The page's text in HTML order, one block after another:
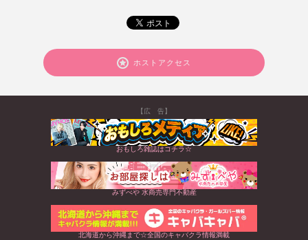
ホストアクセス
【広 告】
おもしろ雑誌はコチラ☆
みずべや 水商売専門不動産
北海道から沖縄まで☆全国のキャバクラ情報満載